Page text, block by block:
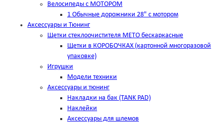
Велосипеды с МОТОРОМ
1 Обычные дорожники 28" с мотором
Аксессуары и Тюнинг
Щетки стеклоочистителя METO бескаркасные
Щетки в КОРОБОЧКАХ (картонной многоразовой
упаковке)
Игрушки
Модели техники
Аксессуары и тюнинг
Накладки на бак (TANK PAD)
Наклейки
Аксессуары для шлемов